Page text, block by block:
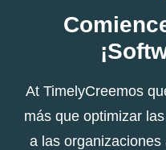
At TimelyCreemos
más que optimizar
a las